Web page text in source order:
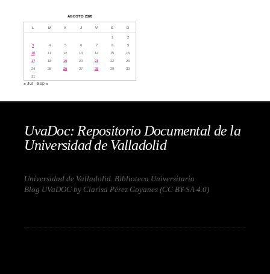
AGOSTO 2020
L M X J V S D
1
2
3
4 5 6 7 8
9
10
11 12 13 14 15
16
17
18 19 20 21 22
23
24
25 26 27 28 29
30
31
« Jul Sep »
UvaDoc: Repositorio Documental de la
Universidad de Valladolid
Universidad de Valladolid. Biblioteca Universitaria
Blog UVaDOC by Clarisa Pérez Goyanes (CC BY-SA 4.0)